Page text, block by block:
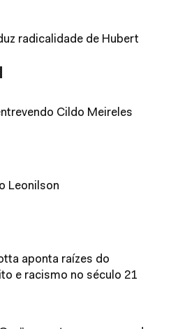
radicalidade de Hubert
Cildo Meireles
Leonilson
aponta raízes do
e racismo no século 21